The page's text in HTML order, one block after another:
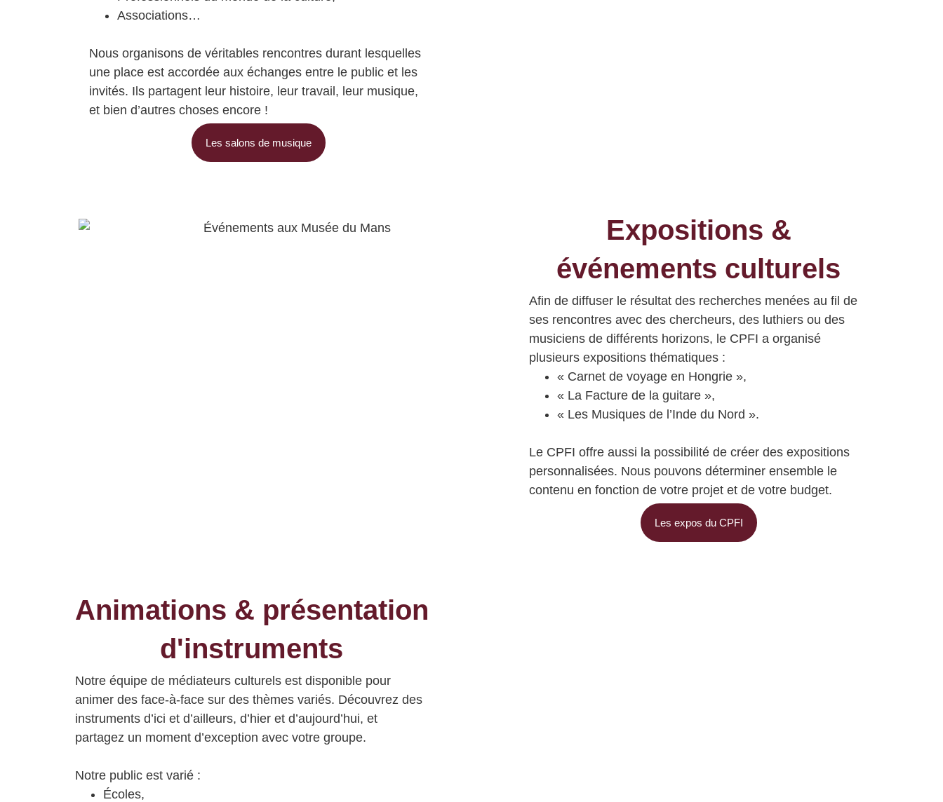
Associations…
Nous organisons de véritables rencontres durant lesquelles
une place est accordée aux échanges entre le public et les
invités. Ils partagent leur histoire, leur travail, leur musique,
et bien d’autres choses encore !
Les salons de musique
Expositions &
événements culturels
Afin de diffuser le résultat des recherches menées au fil de
ses rencontres avec des chercheurs, des luthiers ou des
musiciens de différents horizons, le CPFI a organisé
plusieurs expositions thématiques :
« Carnet de voyage en Hongrie »,
« La Facture de la guitare »,
« Les Musiques de l’Inde du Nord ».
Le CPFI offre aussi la possibilité de créer des expositions
personnalisées. Nous pouvons déterminer ensemble le
contenu en fonction de votre projet et de votre budget.
Les expos du CPFI
Animations & présentation
d'instruments
Notre équipe de médiateurs culturels est disponible pour
animer des face-à-face sur des thèmes variés. Découvrez des
instruments d’ici et d’ailleurs, d’hier et d’aujourd’hui, et
partagez un moment d’exception avec votre groupe.
Notre public est varié :
Écoles,